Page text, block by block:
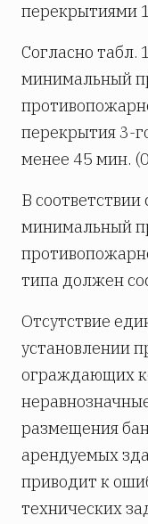
перекрытиями
Согласно
минимальный
перекрытия 3-
менее 45 мин.
В
минимальный
типа должен
Отсутствие
установлении
ограждающих
размещения
арендуемых
приводит к
технических